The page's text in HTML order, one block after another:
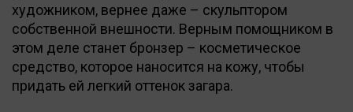
художником, вернее даже – скульптором
собственной внешности. Верным помощником в
этом деле станет бронзер – косметическое
средство, которое наносится на кожу, чтобы
придать ей легкий оттенок загара.